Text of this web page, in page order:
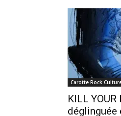
Carotte Rock
KILL YOUR
déglinguée